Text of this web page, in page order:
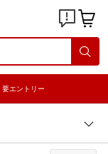
要エントリー